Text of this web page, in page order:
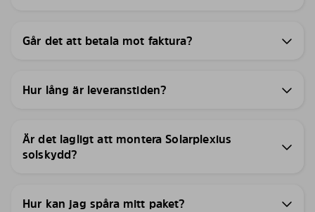
Går det att betala mot faktura?
Hur lång är leveranstiden?
Är det lagligt att montera Solarplexius
solskydd?
Hur kan jag spåra mitt paket?